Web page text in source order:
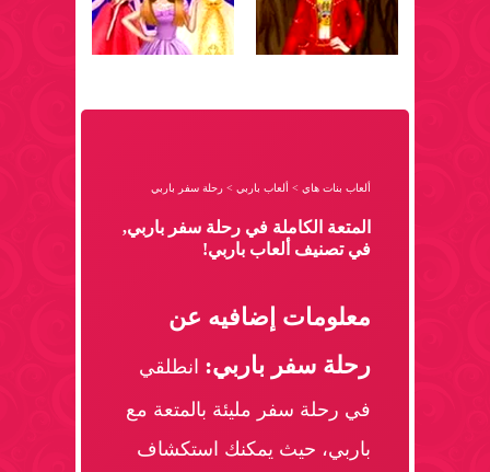
ألعاب بنات هاي > ألعاب باربي > رحلة سفر باربي
المتعة الكاملة في رحلة سفر باربي,
في تصنيف ألعاب باربي!
معلومات إضافيه عن
رحلة سفر باربي: انطلقي
في رحلة سفر مليئة بالمتعة مع
باربي، حيث يمكنك استكشاف